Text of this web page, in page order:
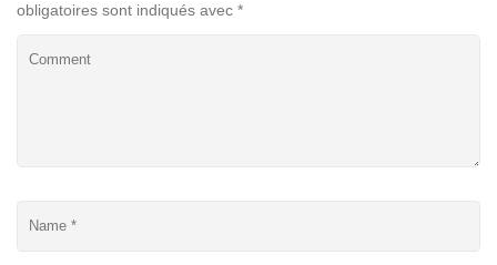
obligatoires sont indiqués avec *